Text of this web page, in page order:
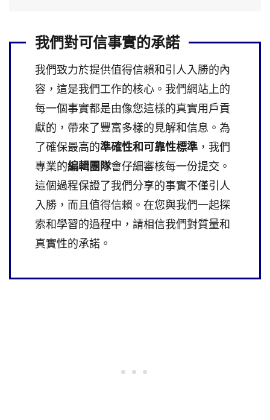
我們對可信事實的承諾
我們致力於提供值得信賴和引人入勝的內
容，這是我們工作的核心。我們網站上的
每一個事實都是由像您這樣的真實用戶貢
獻的，帶來了豐富多樣的見解和信息。為
了確保最高的準確性和可靠性標準 ，我們
專業的編輯團隊會仔細審核每一份提交。
這個過程保證了我們分享的事實不僅引人
入勝，而且值得信賴。在您與我們一起探
索和學習的過程中，請相信我們對質量和
真實性的承諾。